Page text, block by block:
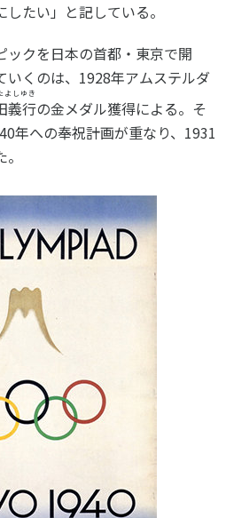
たい」と記している。
ックを日本の首都・東京で開
いくのは、1928年アムステルダ
義行
よしゆき
の金メダル獲得による。そ
年への奉祝計画が重なり、1931